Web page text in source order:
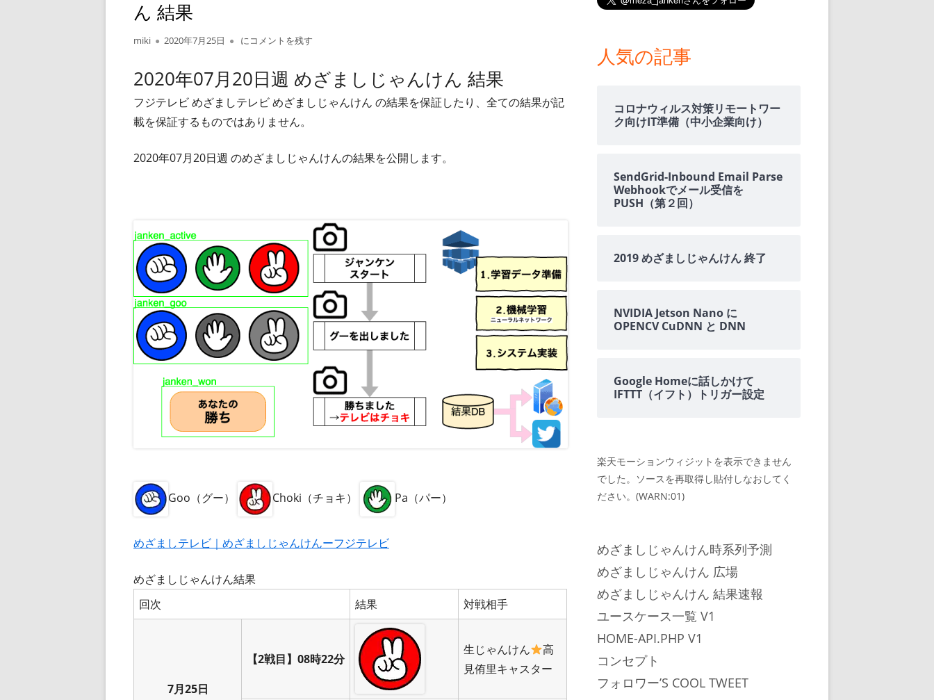
ん 結果
作
者
miki
公
日
2020年7月25日 2020年07月20日週 フジテレビ： めざましじゃんけん 結果
にコメントを残す
2020年07月20日週 めざましじゃんけん 結果
フジテレビ めざましテレビ めざましじゃんけん の結果を保証したり、全ての結果が記
載を保証するものではありません。
2020年07月20日週 のめざましじゃんけんの結果を公開します。
Goo（グー） Choki（チョキ） Pa（パー）
めざましテレビ｜めざましじゃんけんーフジテレビ
めざましじゃんけん結果
回次
結果 対戦相手
7月25日
【2戦目】08時22分
生じゃんけん
高
見侑里キャスター
ン
人気の記事
コロナウィルス対策リモートワー
ク向けIT準備（中小企業向け）
SendGrid-Inbound Email Parse
Webhookでメール受信を
PUSH（第２回）
2019 めざましじゃんけん 終了
NVIDIA Jetson Nano に
OPENCV CuDNN と DNN
Google Homeに話しかけて
IFTTT（イフト）トリガー設定
楽天モーションウィジットを表示できません
でした。ソースを再取得し貼付しなおしてく
ださい。(WARN:01)
めざましじゃんけん時系列予測
めざましじゃんけん 広場
めざましじゃんけん 結果速報
ユースケース一覧 V1
HOME-API.PHP V1
コンセプト
フォロワー’S COOL TWEET